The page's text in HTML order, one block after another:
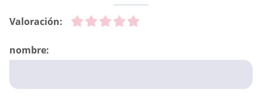
Valoración:
nombre: